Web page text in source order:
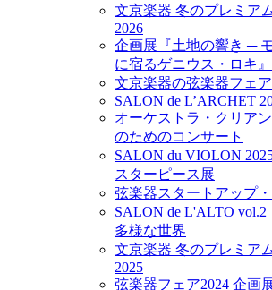
文京楽器 冬のプレミア
2026
企画展『土地の響き ─
に宿るゲニウス・ロキ』
文京楽器の弦楽器フェ
SALON de L’ARCHET
オーケストラ・クリア
のためのコンサート
SALON du VIOLON
スターピース展
弦楽器スタートアップ
SALON de L'ALTO
多様な世界
文京楽器 冬のプレミア
2025
弦楽器フェア2024 企画